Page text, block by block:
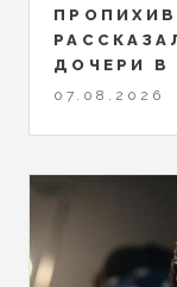
ДОЧЕРИ В
07.08.2026